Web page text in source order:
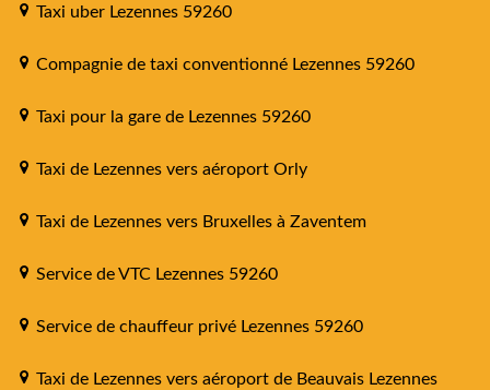
Taxi uber Lezennes 59260
Compagnie de taxi conventionné Lezennes 59260
Taxi pour la gare de Lezennes 59260
Taxi de Lezennes vers aéroport Orly
Taxi de Lezennes vers Bruxelles à Zaventem
Service de VTC Lezennes 59260
Service de chauffeur privé Lezennes 59260
Taxi de Lezennes vers aéroport de Beauvais Lezennes